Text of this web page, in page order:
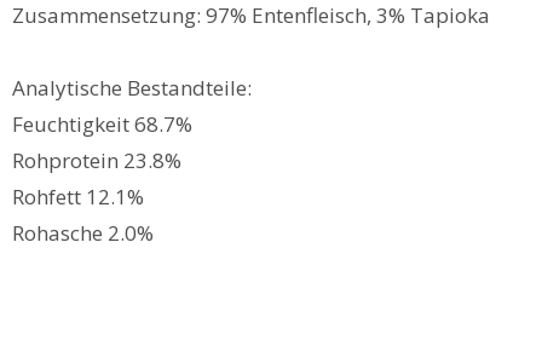
Zusammensetzung: 97% Entenfleisch, 3% Tapioka
Analytische Bestandteile:
Feuchtigkeit 68.7%
Rohprotein 23.8%
Rohfett 12.1%
Rohasche 2.0%